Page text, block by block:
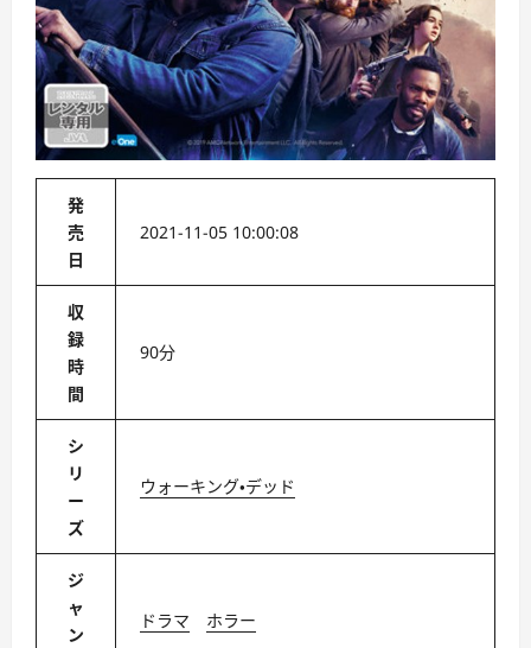
発
売
日
2021-11-05 10:00:08
収
録
時
間
90分
シ
リ
ー
ズ
ウォーキング・デッド
ジ
ャ
ン
ドラマ ホラー